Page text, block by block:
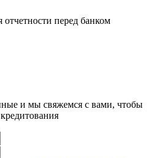
перед банком
и мы свяжемся с вами, чтобы